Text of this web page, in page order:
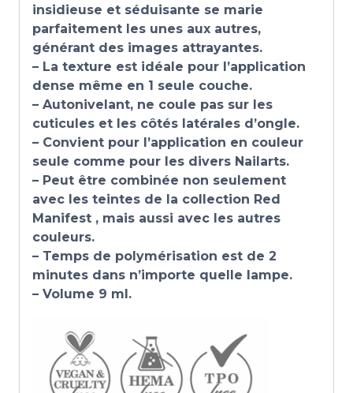
insidieuse et séduisante se marie
parfaitement les unes aux autres,
générant des images attrayantes.
– La texture est idéale pour l’application
dense même en 1 seule couche.
– Autonivelant, ne coule pas sur les
cuticules et les côtés latérales d’ongle.
– Convient pour l’application en couleur
seule comme pour les divers Nailarts.
– Peut être combinée non seulement
avec les teintes de la collection Red
Manifest , mais aussi avec les autres
couleurs.
– Temps de polymérisation est de 2
minutes dans n’importe quelle lampe.
– Volume 9 ml.